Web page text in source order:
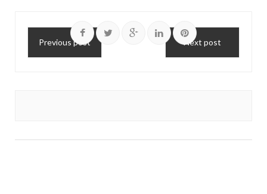
Previous post Next post